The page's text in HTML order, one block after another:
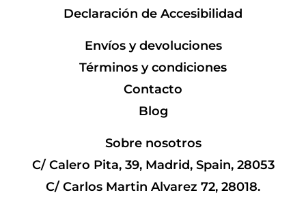
Declaración de Accesibilidad
Envíos y devoluciones
Términos y condiciones
Contacto
Blog
Sobre nosotros
C/ Calero Pita, 39, Madrid, Spain, 28053
C/ Carlos Martin Alvarez 72, 28018.